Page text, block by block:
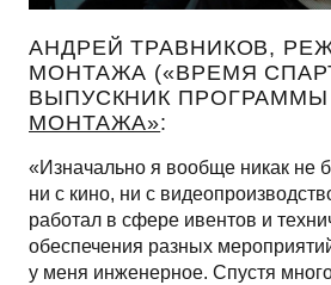
АНДРЕЙ ТРАВНИКОВ,
МОНТАЖА («ВРЕМЯ
ВЫПУСКНИК ПРОГРАММЫ
МОНТАЖА»:
«Изначально я вообще никак не
ни с кино, ни с
работал в сфере ивентов и
обеспечения разных
у меня инженерное. Спустя